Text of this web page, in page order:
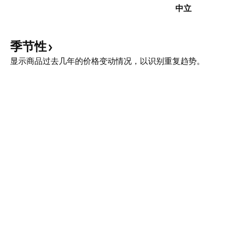
中立
季节性
显示商品过去几年的价格变动情况，以识别重复趋势。